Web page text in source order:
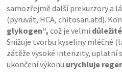
samozřejmě další prekurzory a
(pyruvát, HCA, chitosan.atd).
glykogen“, což je velmi důležité
Snižuje tvorbu kyseliny mléčné
zátěže vysoké intenzity, uplatní
ukončení výkonu urychluje